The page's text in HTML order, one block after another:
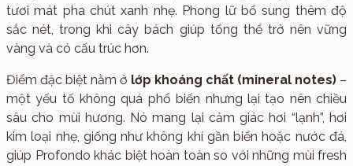
tươi mát pha chút xanh nhẹ. Phong lữ bổ sung thêm độ
sắc nét, trong khi cây bách giúp tổng thể trở nên vững
vàng và có cấu trúc hơn.
Điểm đặc biệt nằm ở lớp khoáng chất (mineral notes) –
một yếu tố không quá phổ biến nhưng lại tạo nên chiều
sâu cho mùi hương. Nó mang lại cảm giác hơi “lạnh”, hơi
kim loại nhẹ, giống như không khí gần biển hoặc nước đá,
giúp Profondo khác biệt hoàn toàn so với những mùi fresh